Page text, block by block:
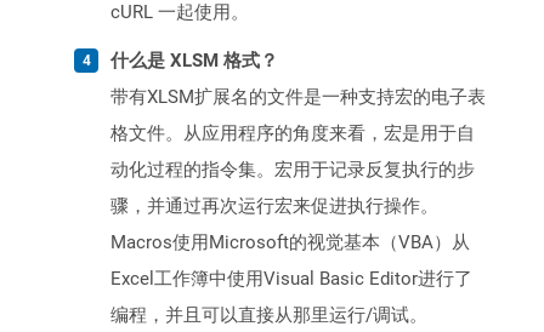
cURL 一起使用。
什么是 XLSM 格式？
带有XLSM扩展名的文件是一种支持宏的电子表
格文件。从应用程序的角度来看，宏是用于自
动化过程的指令集。宏用于记录反复执行的步
骤，并通过再次运行宏来促进执行操作。
Macros使用Microsoft的视觉基本（VBA）从
Excel工作簿中使用Visual Basic Editor进行了
编程，并且可以直接从那里运行/调试。